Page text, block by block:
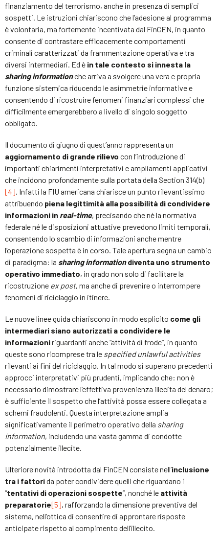
finanziamento del terrorismo, anche in presenza di semplici
sospetti. Le istruzioni chiariscono che l’adesione al programma
è volontaria, ma fortemente incentivata dal FinCEN, in quanto
consente di contrastare efficacemente comportamenti
criminali caratterizzati da frammentazione operativa e tra
diversi intermediari. Ed è in tale contesto si innesta la
sharing informationche arriva a svolgere una vera e propria
funzione sistemica riducendo le asimmetrie informative e
consentendo di ricostruire fenomeni finanziari complessi che
difficilmente emergerebbero a livello di singolo soggetto
obbligato.
Il documento di giugno di quest’anno rappresenta un
aggiornamento di grande rilievo con l’introduzione di
importanti chiarimenti interpretativi e ampliamenti applicativi
che incidono profondamente sulla portata della Section 314(b)
[4]. Infatti la FIU americana chiarisce un punto rilevantissimo
attribuendo piena legittimità alla possibilità di condividere
informazioni in real-time, precisando che né la normativa
federale né le disposizioni attuative prevedono limiti temporali,
consentendo lo scambio di informazioni anche mentre
l’operazione sospetta è in corso. Tale apertura segna un cambio
di paradigma: la sharing informationdiventa uno strumento
operativo immediato, in grado non solo di facilitare la
ricostruzione ex post, ma anche di prevenire o interrompere
fenomeni di riciclaggio in itinere.
Le nuove linee guida chiariscono in modo esplicito come gli
intermediari siano autorizzati a condividere le
informazioniriguardanti anche “attività di frode”, in quanto
queste sono ricomprese tra le specified unlawful activities
rilevanti ai fini del riciclaggio. In tal modo si superano precedenti
approcci interpretativi più prudenti, implicando che: non è
necessario dimostrare l’effettiva provenienza illecita del denaro;
è sufficiente il sospetto che l’attività possa essere collegata a
schemi fraudolenti. Questa interpretazione amplia
significativamente il perimetro operativo della sharing
information, includendo una vasta gamma di condotte
potenzialmente illecite.
Ulteriore novità introdotta dal FinCEN consiste nell’inclusione
tra i fattorida poter condividere quelli che riguardano i
“tentativi di operazioni sospette”, nonché le attività
preparatorie[5], rafforzando la dimensione preventiva del
sistema, nell’ottica di consentire di approntare risposte
anticipate rispetto al compimento dell’illecito.